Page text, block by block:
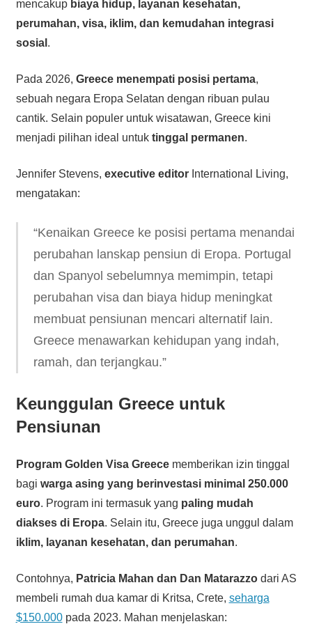
mencakup biaya hidup, layanan kesehatan,
perumahan, visa, iklim, dan kemudahan integrasi
sosial .
Pada 2026, Greece menempati posisi pertama,
sebuah negara Eropa Selatan dengan ribuan pulau
cantik. Selain populer untuk wisatawan, Greece kini
menjadi pilihan ideal untuk tinggal permanen.
Jennifer Stevens, executive editorInternational Living,
mengatakan:
“Kenaikan Greece ke posisi pertama menandai
perubahan lanskap pensiun di Eropa. Portugal
dan Spanyol sebelumnya memimpin, tetapi
perubahan visa dan biaya hidup meningkat
membuat pensiunan mencari alternatif lain.
Greece menawarkan kehidupan yang indah,
ramah, dan terjangkau.”
Keunggulan Greece untuk
Pensiunan
Program Golden Visa Greecememberikan izin tinggal
bagi warga asing yang berinvestasi minimal 250.000
euro. Program ini termasuk yang paling mudah
diakses di Eropa. Selain itu, Greece juga unggul dalam
iklim, layanan kesehatan, dan perumahan.
Contohnya, Patricia Mahan dan Dan Matarazzodari AS
membeli rumah dua kamar di Kritsa, Crete, seharga
$150.000pada 2023. Mahan menjelaskan: